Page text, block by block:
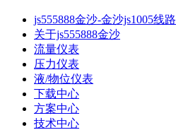
js555888金沙-金沙js1005线路
关于js555888金沙
流量仪表
压力仪表
液/物位仪表
下载中心
方案中心
技术中心